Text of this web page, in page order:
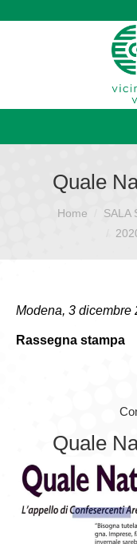
SERVIZI
Quale
Sei qui:Home SALA
Modena, 3 dicembre
Rassegna stampa
Quale